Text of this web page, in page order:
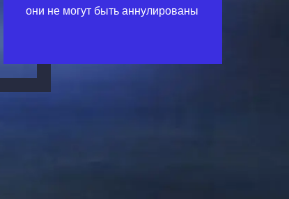
они не могут быть аннулированы